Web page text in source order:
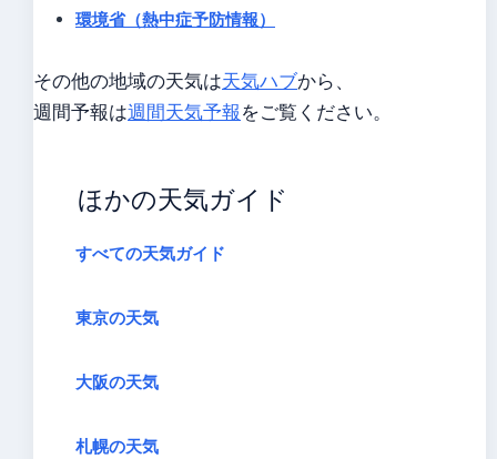
環境省（熱中症予防情報）
その他の地域の天気は天気ハブから、
週間予報は週間天気予報をご覧ください。
ほかの天気ガイド
すべての天気ガイド
東京の天気
大阪の天気
札幌の天気